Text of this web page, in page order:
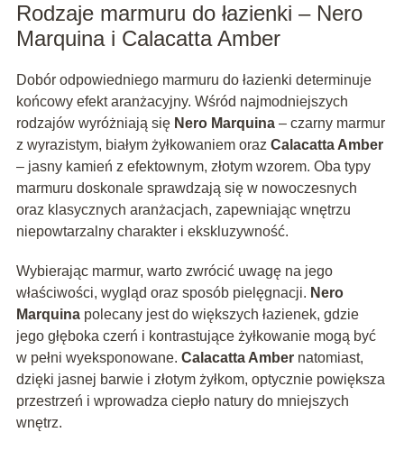
Rodzaje marmuru do łazienki – Nero
Marquina i Calacatta Amber
Dobór odpowiedniego marmuru do łazienki determinuje
końcowy efekt aranżacyjny. Wśród najmodniejszych
rodzajów wyróżniają się Nero Marquina– czarny marmur
z wyrazistym, białym żyłkowaniem oraz Calacatta Amber
– jasny kamień z efektownym, złotym wzorem. Oba typy
marmuru doskonale sprawdzają się w nowoczesnych
oraz klasycznych aranżacjach, zapewniając wnętrzu
niepowtarzalny charakter i ekskluzywność.
Wybierając marmur, warto zwrócić uwagę na jego
właściwości, wygląd oraz sposób pielęgnacji. Nero
Marquinapolecany jest do większych łazienek, gdzie
jego głęboka czerń i kontrastujące żyłkowanie mogą być
w pełni wyeksponowane. Calacatta Ambernatomiast,
dzięki jasnej barwie i złotym żyłkom, optycznie powiększa
przestrzeń i wprowadza ciepło natury do mniejszych
wnętrz.